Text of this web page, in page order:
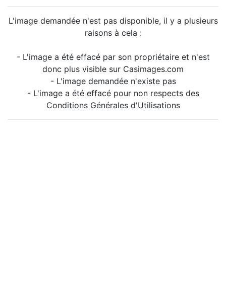
L'image demandée n'est pas disponible, il y a plusieurs
raisons à cela :
- L'image a été effacé par son propriétaire et n'est
donc plus visible sur Casimages.com
- L'image demandée n'existe pas
- L'image a été effacé pour non respects des
Conditions Générales d'Utilisations